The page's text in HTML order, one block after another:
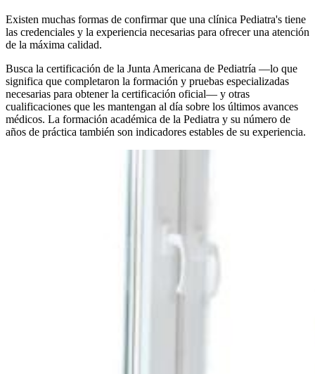
Existen muchas formas de confirmar que una clínica Pediatra's tiene
las credenciales y la experiencia necesarias para ofrecer una atención
de la máxima calidad.
Busca la certificación de la Junta Americana de Pediatría —lo que
significa que completaron la formación y pruebas especializadas
necesarias para obtener la certificación oficial— y otras
cualificaciones que les mantengan al día sobre los últimos avances
médicos. La formación académica de la Pediatra y su número de
años de práctica también son indicadores estables de su experiencia.